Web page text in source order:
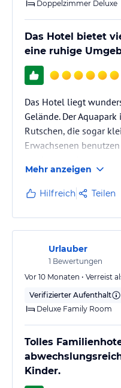
Doppelzimmer Deluxe
Das Hotel bietet
eine ruhige
Das Hotel liegt
Gelände. Der
Rutschen, die sogar
Erwachsenen
darunter Happyland
Aktivitäten für Kinder.
Pools ist in der ersten
Mehr anzeigen
Hilfreich Teilen
Urlauber
1 Bewertungen
Vor 10 Monaten • Verreist
Verifizierter Aufenthalt
Deluxe Family Room
Tolles
Kinder.